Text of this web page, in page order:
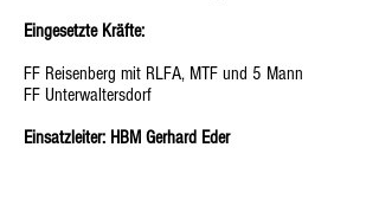
Eingesetzte Kräfte:
FF Reisenberg mit RLFA, MTF und 5 Mann
FF Unterwaltersdorf
Einsatzleiter: HBM Gerhard Eder